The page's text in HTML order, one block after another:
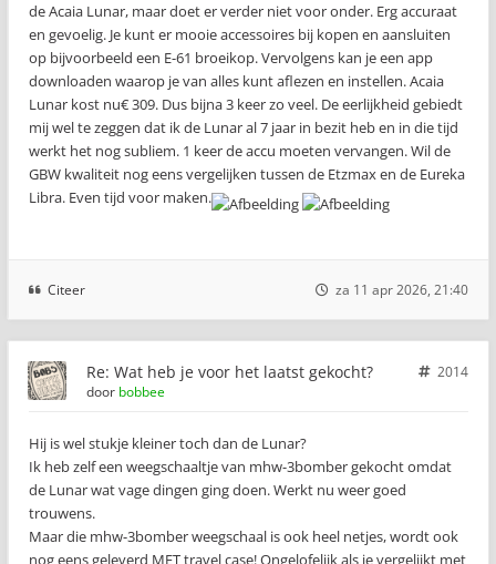
de Acaia Lunar, maar doet er verder niet voor onder. Erg accuraat
en gevoelig. Je kunt er mooie accessoires bij kopen en aansluiten
op bijvoorbeeld een E-61 broeikop. Vervolgens kan je een app
downloaden waarop je van alles kunt aflezen en instellen. Acaia
Lunar kost nu€ 309. Dus bijna 3 keer zo veel. De eerlijkheid gebiedt
mij wel te zeggen dat ik de Lunar al 7 jaar in bezit heb en in die tijd
werkt het nog subliem. 1 keer de accu moeten vervangen. Wil de
GBW kwaliteit nog eens vergelijken tussen de Etzmax en de Eureka
Libra. Even tijd voor maken.
Citeer za 11 apr 2026, 21:40
Re: Wat heb je voor het laatst gekocht?
2014
door bobbee
Hij is wel stukje kleiner toch dan de Lunar?
Ik heb zelf een weegschaaltje van mhw-3bomber gekocht omdat
de Lunar wat vage dingen ging doen. Werkt nu weer goed
trouwens.
Maar die mhw-3bomber weegschaal is ook heel netjes, wordt ook
nog eens geleverd MET travel case! Ongelofelijk als je vergelijkt met